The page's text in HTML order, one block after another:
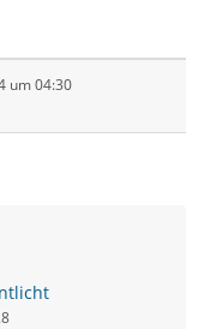
um 04:30